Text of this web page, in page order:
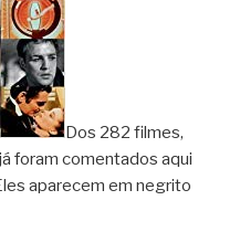
Dos 282 filmes,
foram comentados aqui
aparecem em negrito